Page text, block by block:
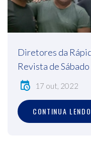
Diretores da
Revista de Sábado
17 out, 2022
CONTINUA LENDO